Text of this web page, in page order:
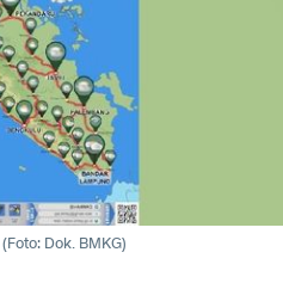
(Foto: Dok. BMKG)